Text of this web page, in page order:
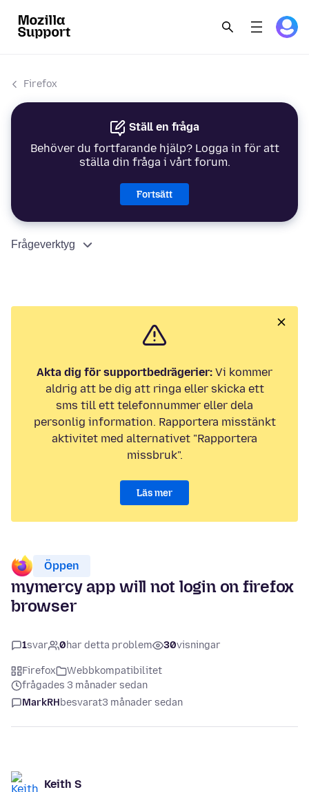
Firefox
Ställ en fråga
Behöver du fortfarande hjälp? Logga in för att
ställa din fråga i vårt forum.
Fortsätt
Frågeverktyg
Akta dig för supportbedrägerier: Vi kommer
aldrig att be dig att ringa eller skicka ett
sms till ett telefonnummer eller dela
personlig information. Rapportera misstänkt
aktivitet med alternativet "Rapportera
missbruk".
Läs mer
Öppen
mymercy app will not login on firefox
browser
1svar 0har detta problem 30visningar
Firefox
Webbkompatibilitet
frågades 3 månader sedan
MarkRHbesvarat3 månader sedan
Keith S